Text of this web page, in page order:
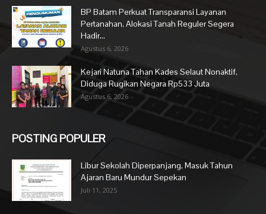
BP Batam Perkuat Transparansi Layanan
Pertanahan, Alokasi Tanah Reguler Segera
Hadir...
Agustus 6, 2026
Kejari Natuna Tahan Kades Selaut Nonaktif,
Diduga Rugikan Negara Rp533 Juta
Agustus 6, 2026
POSTING POPULER
Libur Sekolah Diperpanjang, Masuk Tahun
Ajaran Baru Mundur Sepekan
Juli 11, 2025